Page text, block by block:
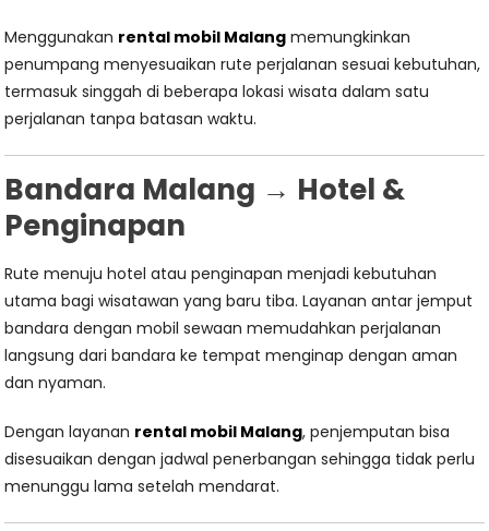
Menggunakan rental mobil Malang memungkinkan
penumpang menyesuaikan rute perjalanan sesuai kebutuhan,
termasuk singgah di beberapa lokasi wisata dalam satu
perjalanan tanpa batasan waktu.
Bandara Malang → Hotel &
Penginapan
Rute menuju hotel atau penginapan menjadi kebutuhan
utama bagi wisatawan yang baru tiba. Layanan antar jemput
bandara dengan mobil sewaan memudahkan perjalanan
langsung dari bandara ke tempat menginap dengan aman
dan nyaman.
Dengan layanan rental mobil Malang, penjemputan bisa
disesuaikan dengan jadwal penerbangan sehingga tidak perlu
menunggu lama setelah mendarat.